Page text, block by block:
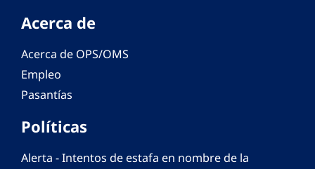
Acerca de
Acerca de OPS/OMS
Empleo
Pasantías
Políticas
Alerta - Intentos de estafa en nombre de la